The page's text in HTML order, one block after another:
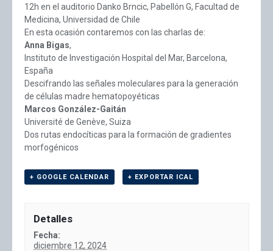
12h en el auditorio Danko Brncic, Pabellón G, Facultad de
Medicina, Universidad de Chile
En esta ocasión contaremos con las charlas de:
Anna Bigas,
Instituto de Investigación Hospital del Mar, Barcelona,
España
Descifrando las señales moleculares para la generación
de células madre hematopoyéticas
Marcos González-Gaitán
Université de Genève, Suiza
Dos rutas endocíticas para la formación de gradientes
morfogénicos
+ GOOGLE CALENDAR + EXPORTAR ICAL
Detalles
Fecha:
diciembre 12, 2024